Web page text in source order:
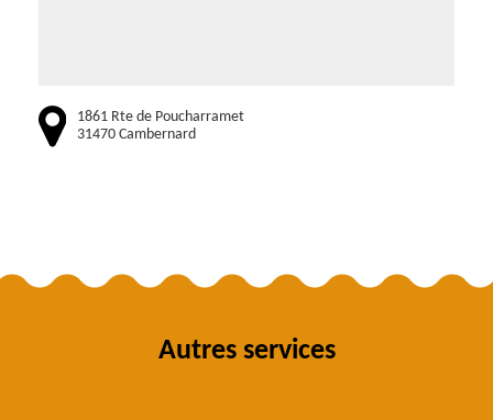
1861 Rte de Poucharramet
31470 Cambernard
Autres services